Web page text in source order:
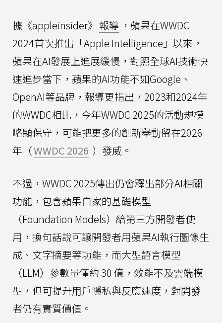
據《appleinsider》 報導 ，蘋果在WWDC
2024首次推出「Apple Intelligence」以來，
蘋果在AI發展上進展緩慢，對照全球AI技術快
速進步當下，蘋果的AI功能不如Google、
OpenAI等品牌，報導更指出，2023和2024年
的WWDC相比，今年WWDC 2025的活動規模
略顯保守，可能把更多的創新舉動留在2026
年（WWDC 2026 ）發威。
不過，WWDC 2025傳出仍會釋出部分AI相關
功能，包含蘋果自家的基礎模型
（Foundation Models）給第三方開發者使
用，換句話說可讓開發者用蘋果AI執行圖像生
成、文字摘要等功能，而大型語言模型
（LLM）參數量僅約 30 億，效能不及雲端模
型，但可提升用戶隱私與反應速度，對開發
者仍有實質價值。